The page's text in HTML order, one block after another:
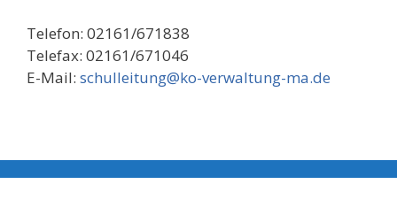
Telefon: 02161/671838
Telefax: 02161/671046
E-Mail: schulleitung@ko-verwaltung-ma.de